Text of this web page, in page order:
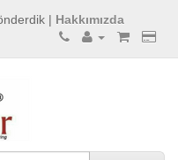
| Hakkımızda